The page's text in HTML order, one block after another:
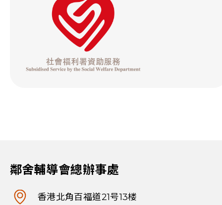
鄰舍輔導會總辦事處
香港北角百福道21号13楼